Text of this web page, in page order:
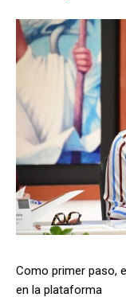
Como primer paso,
en la plataforma